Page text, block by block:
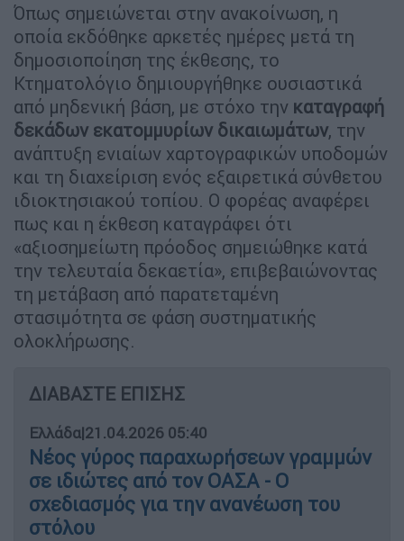
Όπως σημειώνεται στην ανακοίνωση, η
οποία εκδόθηκε αρκετές ημέρες μετά τη
δημοσιοποίηση της έκθεσης, το
Κτηματολόγιο δημιουργήθηκε ουσιαστικά
από μηδενική βάση, με στόχο την καταγραφή
δεκάδων εκατομμυρίων δικαιωμάτων, την
ανάπτυξη ενιαίων χαρτογραφικών υποδομών
και τη διαχείριση ενός εξαιρετικά σύνθετου
ιδιοκτησιακού τοπίου. Ο φορέας αναφέρει
πως και η έκθεση καταγράφει ότι
«αξιοσημείωτη πρόοδος σημειώθηκε κατά
την τελευταία δεκαετία», επιβεβαιώνοντας
τη μετάβαση από παρατεταμένη
στασιμότητα σε φάση συστηματικής
ολοκλήρωσης.
ΔΙΑΒΑΣΤΕ ΕΠΙΣΗΣ
Ελλάδα|21.04.2026 05:40
Νέος γύρος παραχωρήσεων γραμμών
σε ιδιώτες από τον ΟΑΣΑ - Ο
σχεδιασμός για την ανανέωση του
στόλου